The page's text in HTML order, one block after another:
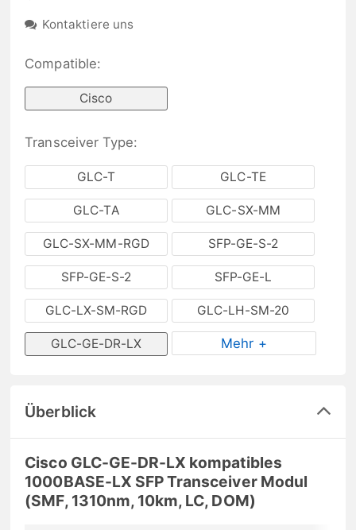
Kontaktiere uns
Compatible:
Cisco
Transceiver Type:
GLC-T GLC-TE
GLC-TA GLC-SX-MM
GLC-SX-MM-RGD SFP-GE-S-2
SFP-GE-S-2 SFP-GE-L
GLC-LX-SM-RGD GLC-LH-SM-20
GLC-GE-DR-LX Mehr +
Überblick
Cisco GLC-GE-DR-LX kompatibles
1000BASE-LX SFP Transceiver Modul
(SMF, 1310nm, 10km, LC, DOM)